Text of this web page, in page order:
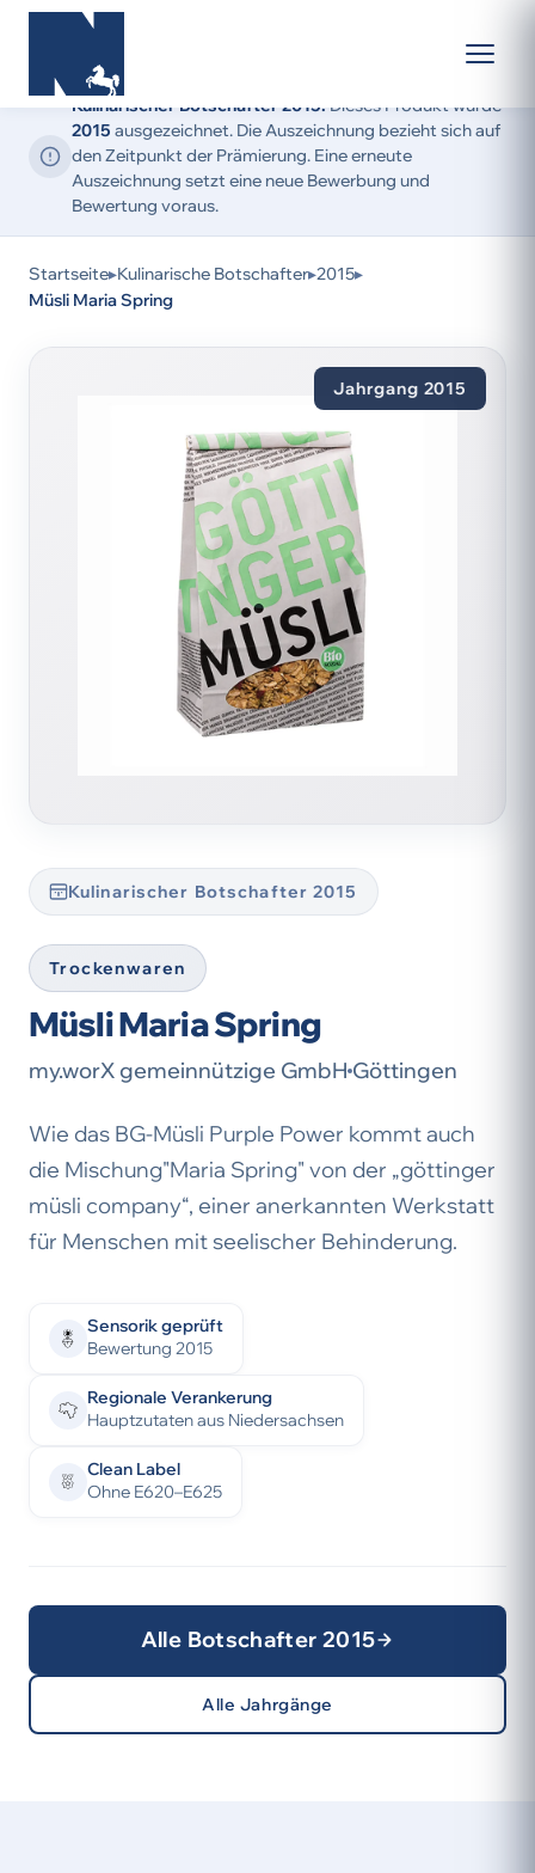
Kulinarischer Botschafter 2015:Dieses Produkt wurde
2015 ausgezeichnet. Die Auszeichnung bezieht sich auf
den Zeitpunkt der Prämierung. Eine erneute
Auszeichnung setzt eine neue Bewerbung und
Bewertung voraus.
Startseite▸Kulinarische Botschafter▸2015▸
Müsli Maria Spring
Jahrgang 2015
Kulinarischer Botschafter 2015
Trockenwaren
Müsli Maria Spring
my.worX gemeinnützige GmbH Göttingen
Wie das BG-Müsli Purple Power kommt auch
die Mischung"Maria Spring" von der „göttinger
müsli company“, einer anerkannten Werkstatt
für Menschen mit seelischer Behinderung.
Sensorik geprüft
Bewertung 2015
Regionale Verankerung
Hauptzutaten aus Niedersachsen
Clean Label
Ohne E620–E625
Alle Botschafter 2015
Alle Jahrgänge